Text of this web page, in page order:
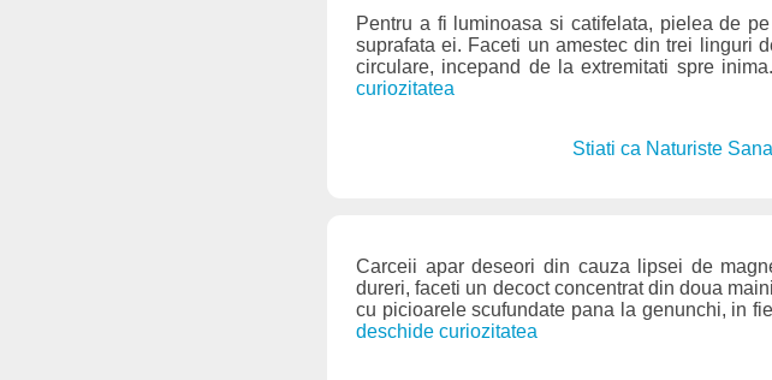
Pentru a fi luminoasa si catifelata, pielea de
suprafata ei. Faceti un amestec din trei linguri
circulare, incepand de la extremitati spre
curiozitatea
Stiati ca Naturiste
Carceii apar deseori din cauza lipsei de
dureri, faceti un decoct concentrat din doua
cu picioarele scufundate pana la genunchi, in
deschide curiozitatea